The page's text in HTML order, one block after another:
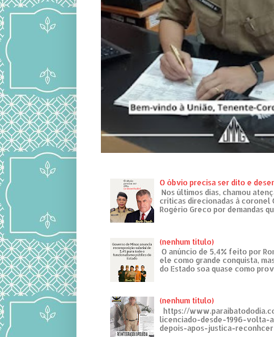
O óbvio precisa ser dito e
Nos últimos dias, chamou
críticas direcionadas à coronel
Rogério Greco por demandas
(nenhum título)
O anúncio de 5,4% feito por
ele como grande conquista,
do Estado soa quase como
(nenhum título)
https://
licenciado-desde-1996-volta-
depois-apos-justica-